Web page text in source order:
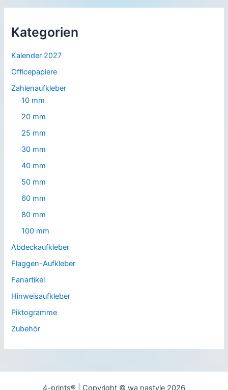
Kategorien
Kalender 2027
Officepapiere
Zahlenaufkleber
10 mm
20 mm
25 mm
30 mm
40 mm
50 mm
60 mm
80 mm
100 mm
Abdeckaufkleber
Flaggen-Aufkleber
Fanartikel
Hinweisaufkleber
Piktogramme
Zubehör